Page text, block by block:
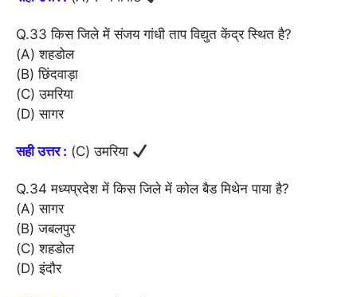
Q.33 किस जिले में संजय गांधी ताप विद्युत केंद्र स्थित है?
(A) शहडोल
(B) छिंदवाड़ा
(C) उमरिया
(D) सागर
सही उत्तर : (C) उमरिया
Q.34 मध्यप्रदेश में किस जिले में कोल बैड मिथेन पाया है?
(A) सागर
(B) जबलपुर
(C) शहडोल
(D) इंदौर